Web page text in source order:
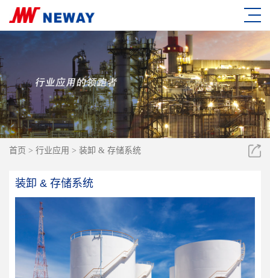
首页 > 行业应用 > 装卸 & 存储系统
装卸 & 存储系统